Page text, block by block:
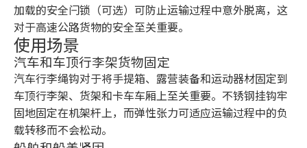
加载的安全闩锁（可选）可防止运输过程中意外脱离，这
对于高速公路货物的安全至关重要。
使用场景
汽车和车顶行李架货物固定
汽车行李绳钩对于将手提箱、露营装备和运动器材固定到
车顶行李架、货架和卡车车厢上至关重要。不锈钢挂钩牢
固地固定在机架杆上，而弹性张力可适应运输过程中的负
载转移而不会松动。